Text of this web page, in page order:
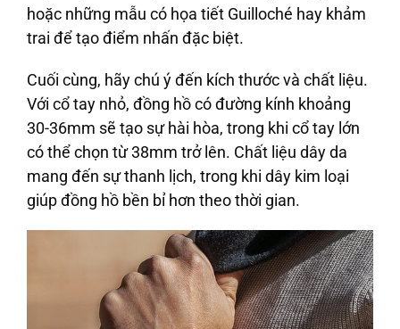
hoặc những mẫu có họa tiết Guilloché hay khảm
trai để tạo điểm nhấn đặc biệt.
Cuối cùng, hãy chú ý đến kích thước và chất liệu.
Với cổ tay nhỏ, đồng hồ có đường kính khoảng
30-36mm sẽ tạo sự hài hòa, trong khi cổ tay lớn
có thể chọn từ 38mm trở lên. Chất liệu dây da
mang đến sự thanh lịch, trong khi dây kim loại
giúp đồng hồ bền bỉ hơn theo thời gian.